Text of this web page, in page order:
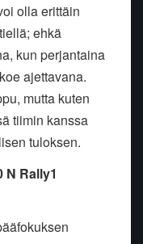
olla erittäin
ehkä
kun perjantaina
ajettavana.
mutta kuten
tiimin kanssa
tuloksen.
N Rally1